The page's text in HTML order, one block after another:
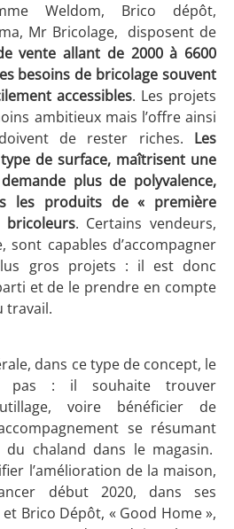
Weldom, Brico dépôt,
Mr Bricolage, disposent de
vente allant de 2000 à 6600
besoins de bricolage souvent
accessibles. Les projets
ambitieux mais l’offre ainsi
de rester riches. Les
de surface, maîtrisent une
plus de polyvalence,
les produits de « première
. Certains vendeurs,
sont capables d’accompagner
gros projets : il est donc
et de le prendre en compte
travail.
dans ce type de concept, le
pas : il souhaite trouver
voire bénéficier de
se résumant
chaland dans le magasin.
l’amélioration de la maison,
début 2020, dans ses
Brico Dépôt, « Good Home »,